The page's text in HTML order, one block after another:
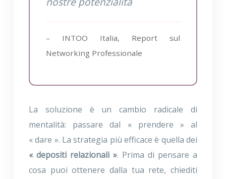
– INTOO Italia, Report sul
Networking Professionale
La soluzione è un cambio radicale di
mentalità: passare dal « prendere » al
« dare ». La strategia più efficace è quella dei
« depositi relazionali ». Prima di pensare a
cosa puoi ottenere dalla tua rete, chiediti